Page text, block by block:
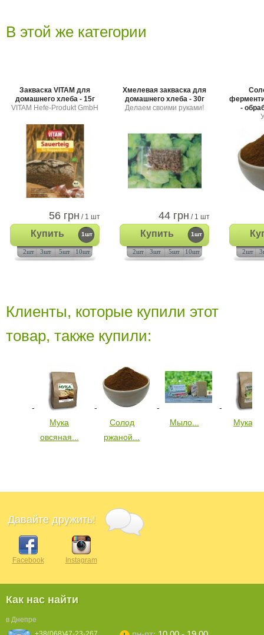
В этой же категории
Закваска VITAM для
домашнего хлеба - 15г
VITAM Hefe-Produkt GmbH
56 грн / 1 шт
Купить 1шт
2шт 3шт 5шт 10шт
Хмелевая закваска для
домашнего хлеба - 30г
Делаем своими руками!
44 грн / 1 шт
Купить 1шт
2шт 3шт 5шт 10шт
-
2шт
Клиенты, которые купили этот
товар, также купили:
Мука
овсяная...
Солод
ржаной...
Мыло... Мука...
Давайте дружить!
Facebook Instagram
Как нас найти
в Днепре